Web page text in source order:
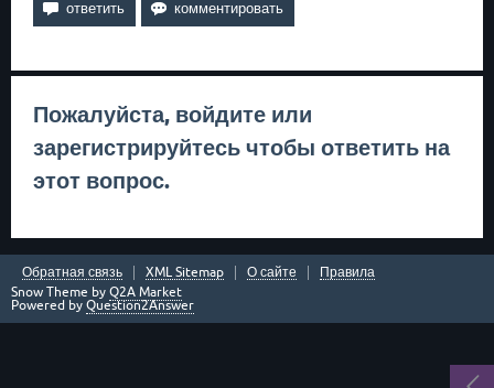
Пожалуйста, войдите или
зарегистрируйтесь чтобы ответить на
этот вопрос.
Обратная связь XML Sitemap О сайте
Правила
Snow Theme by Q2A Market
Powered by Question2Answer